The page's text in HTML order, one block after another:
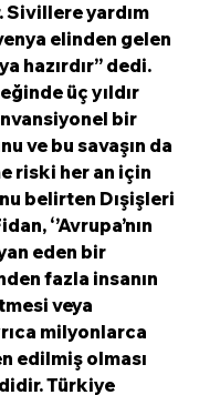
Sivillere yardım
elinden gelen
hazırdır’’ dedi.
üç yıldır
bir
ve bu savaşın da
riski her an için
belirten Dışişleri
‘’Avrupa’nın
eden bir
fazla insanın
veya
milyonlarca
edilmiş olması
Türkiye